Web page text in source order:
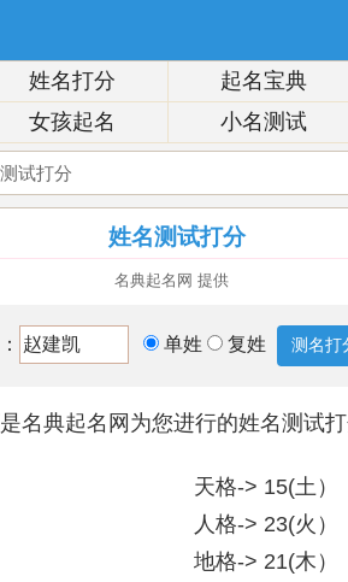
姓名打分 起名宝典
女孩起名 小名测试
试打分
姓名测试打分
名典起名网 提供
单姓 复姓
名典起名网为您进行的姓名测试打
天格-> 15(土）
人格-> 23(火）
地格-> 21(木）